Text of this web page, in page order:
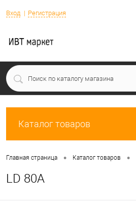
Вход Регистрация
Каталог товаров
Главная страница • Каталог товаров •
LD 80A